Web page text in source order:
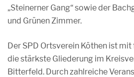
„Steinerner Gang“ sowie der
und Grünen Zimmer.
Der SPD Ortsverein Köthen ist
die stärkste Gliederung im
Bitterfeld. Durch zahlreiche